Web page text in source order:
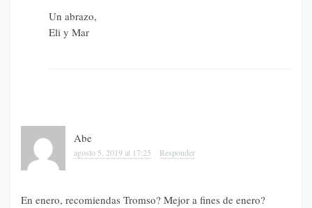
Un abrazo,
Eli y Mar
Abe
agosto 5, 2019 at 17:25 Responder
En enero, recomiendas Tromso? Mejor a fines de enero?